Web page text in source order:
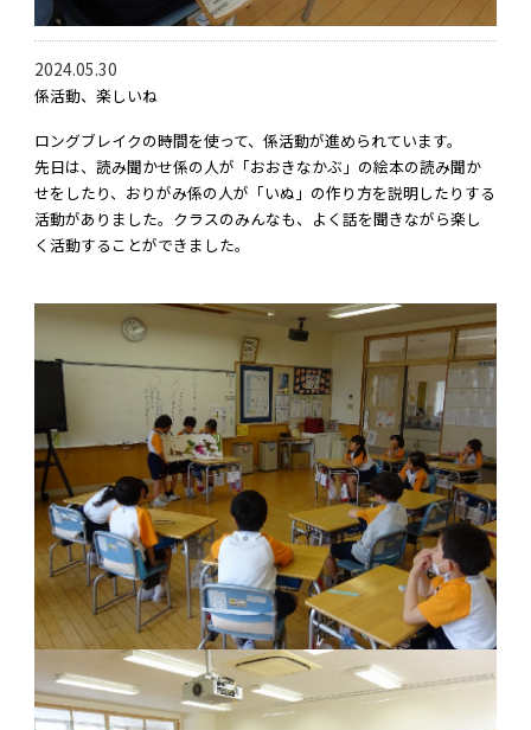
2024.05.30
係活動、楽しいね
ロングブレイクの時間を使って、係活動が進められています。
先日は、読み聞かせ係の人が「おおきなかぶ」の絵本の読み聞か
せをしたり、おりがみ係の人が「いぬ」の作り方を説明したりする
活動がありました。クラスのみんなも、よく話を聞きながら楽し
く活動することができました。